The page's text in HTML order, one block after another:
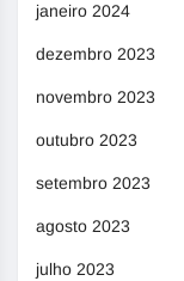
janeiro 2024
dezembro 2023
novembro 2023
outubro 2023
setembro 2023
agosto 2023
julho 2023